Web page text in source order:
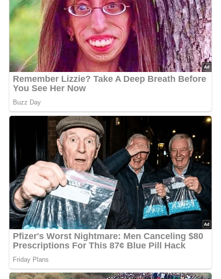
Anzahl der Portionen
Dieses Rezept ergibt etwa 4-6 Portionen. Wenn du für
mehr oder weniger Personen kochst, passe die Zutaten